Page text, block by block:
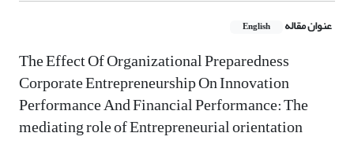
عنوان مقاله English
The Effect Of Organizational Preparedness
Corporate Entrepreneurship On Innovation
Performance And Financial Performance: The
mediating role of Entrepreneurial orientation